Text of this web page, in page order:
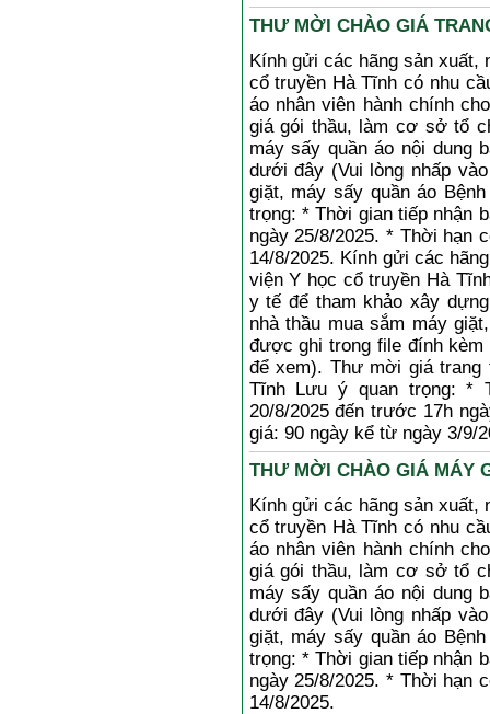
THƯ MỜI CHÀO GIÁ
Kính gửi các hãng sản xuất,
cổ truyền Hà Tĩnh có nhu
áo nhân viên hành chính
giá gói thầu, làm cơ sở tổ
máy sấy quần áo nội dung
dưới đây (Vui lòng nhấp
giặt, máy sấy quần áo
trọng: * Thời gian tiếp nhận
ngày 25/8/2025. * Thời hạn
14/8/2025. Kính gửi các
viện Y học cổ truyền Hà
y tế để tham khảo xây
nhà thầu mua sắm máy
được ghi trong file đính kèm
để xem). Thư mời giá
Tĩnh Lưu ý quan trọng: *
20/8/2025 đến trước 17h
giá: 90 ngày kể từ ngày 3/9/
THƯ MỜI CHÀO GIÁ MÁY
Kính gửi các hãng sản xuất,
cổ truyền Hà Tĩnh có nhu
áo nhân viên hành chính
giá gói thầu, làm cơ sở tổ
máy sấy quần áo nội dung
dưới đây (Vui lòng nhấp
giặt, máy sấy quần áo
trọng: * Thời gian tiếp nhận
ngày 25/8/2025. * Thời hạn
14/8/2025.